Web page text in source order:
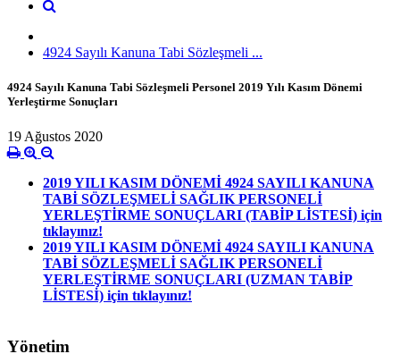
4924 Sayılı Kanuna Tabi Sözleşmeli ...
4924 Sayılı Kanuna Tabi Sözleşmeli Personel 2019 Yılı Kasım Dönemi
Yerleştirme Sonuçları
19 Ağustos 2020
2019 YILI KASIM DÖNEMİ 4924 SAYILI KANUNA
TABİ SÖZLEŞMELİ SAĞLIK PERSONELİ
YERLEŞTİRME SONUÇLARI (TABİP LİSTESİ) için
tıklayınız!
2019 YILI KASIM DÖNEMİ 4924 SAYILI KANUNA
TABİ SÖZLEŞMELİ SAĞLIK PERSONELİ
YERLEŞTİRME SONUÇLARI (UZMAN TABİP
LİSTESİ) için tıklayınız!
Yönetim